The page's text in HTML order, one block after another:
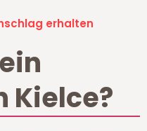
erhalten
Kielce?